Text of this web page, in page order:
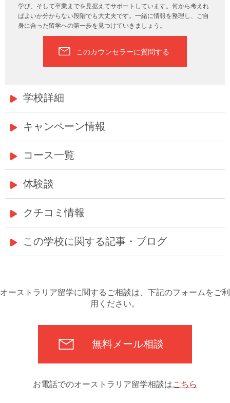
学び、そして卒業までを見据えてサポートしています。何から考えれ
ばよいか分からない段階でも大丈夫です。一緒に情報を整理し、ご自
身に合った留学への第一歩を見つけていきましょう。
このカウンセラーに質問する
学校詳細
キャンペーン情報
コース一覧
体験談
クチコミ情報
この学校に関する記事・ブログ
オーストラリア留学に関するご相談は、下記のフォームをご利
用ください。
無料メール相談
お電話でのオーストラリア留学相談はこちら